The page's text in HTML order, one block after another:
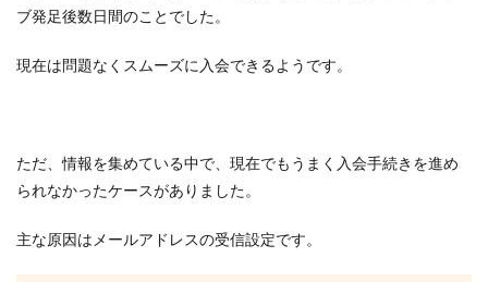
ブ発足後数日間のことでした。
現在は問題なくスムーズに入会できるようです。
ただ、情報を集めている中で、現在でもうまく入会手続きを進め
られなかったケースがありました。
主な原因はメールアドレスの受信設定です。